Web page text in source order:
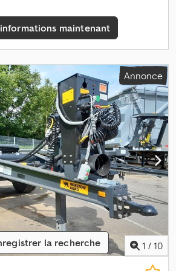
maintenant
Annonce
1 / 10
la recherche